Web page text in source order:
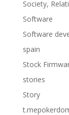
Society,
Software
Software
spain
Stock
stories
Story